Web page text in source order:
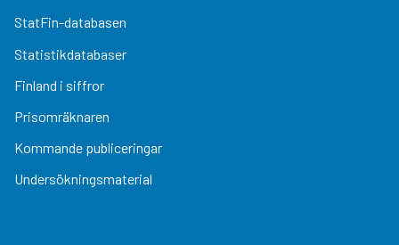
StatFin-databasen
Statistikdatabaser
Finland i siffror
Prisomräknaren
Kommande publiceringar
Undersökningsmaterial